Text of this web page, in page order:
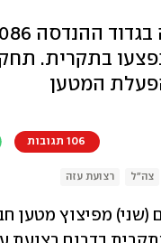
בתקרית.
המטען
106 תגובות
צה"ל רצועת עזה